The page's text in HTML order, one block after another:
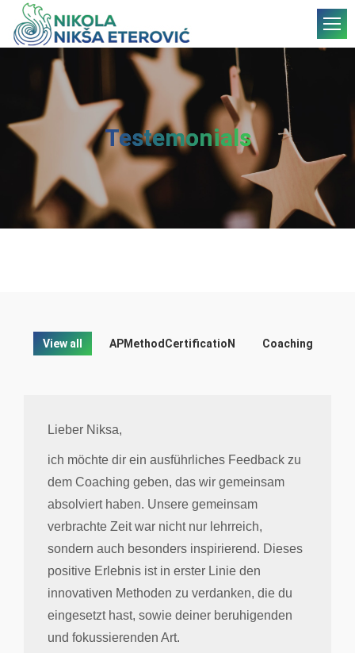
Testemonials
View all APMethodCertificatioN Coaching
Lieber Niksa,
ich möchte dir ein ausführliches Feedback zu
dem Coaching geben, das wir gemeinsam
absolviert haben. Unsere gemeinsam
verbrachte Zeit war nicht nur lehrreich,
sondern auch besonders inspirierend. Dieses
positive Erlebnis ist in erster Linie den
innovativen Methoden zu verdanken, die du
eingesetzt hast, sowie deiner beruhigenden
und fokussierenden Art.